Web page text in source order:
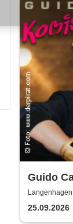
Guido
Zeiten |
25.09.2026